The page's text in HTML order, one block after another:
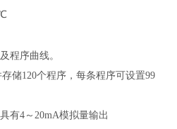
程序曲线。
储120个程序，每条程序可设置99
有4～20mA模拟量输出